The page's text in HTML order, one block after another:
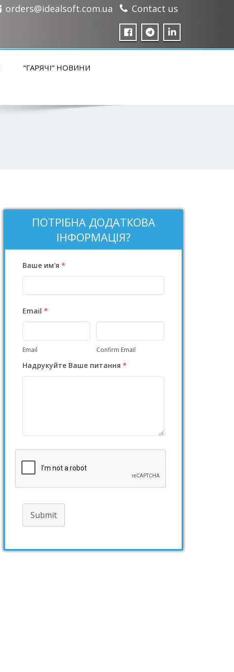
orders@idealsoft.com.ua Contact us
“ГАРЯЧІ” НОВИНИ
ПОТРІБНА ДОДАТКОВА
ІНФОРМАЦІЯ?
Ваше им'я *
Email *
Email Confirm Email
Надрукуйте Ваше питання *
Submit